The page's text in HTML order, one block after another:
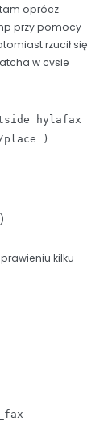
oprócz
przy pomocy
rzucił się
w cvsie
hylafax
place )
kilku